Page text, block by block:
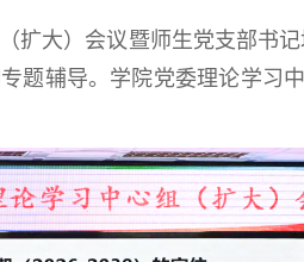
扩大）会议暨师生党支部书
辅导。学院党委理论学习